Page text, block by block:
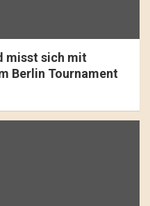
misst sich mit
Berlin Tournament